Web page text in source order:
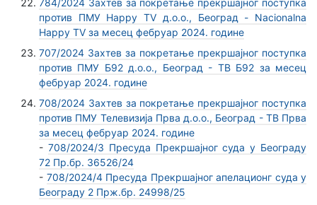
784/2024 Захтев за покретање прекршајног поступка
против ПМУ Happy TV д.о.о., Београд - Nacionalna
Happy TV за месец фебруар 2024. године
707/2024 Захтев за покретање прекршајног поступка
против ПМУ Б92 д.о.о., Београд - ТВ Б92 за месец
фебруар 2024. године
708/2024 Захтев за покретање прекршајног поступка
против ПМУ Телевизија Прва д.о.о., Београд - ТВ Прва
за месец фебруар 2024. године
- 708/2024/3 Пресуда Прекршајног суда у Београду
72 Пр.бр. 36526/24
- 708/2024/4 Пресуда Прекршајног апелационг суда у
Београду 2 Прж.бр. 24998/25